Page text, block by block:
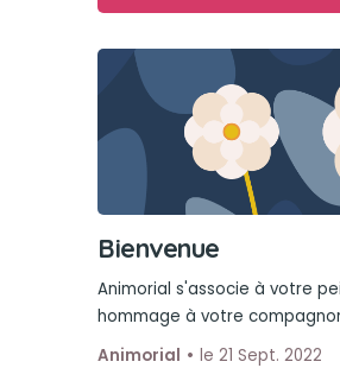
Bienvenue
Animorial s'associe à votre
hommage à votre
Animorial
le 21 Sept. 2022